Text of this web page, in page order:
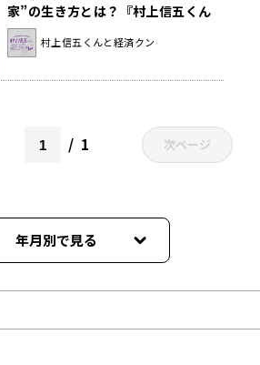
家”の生き方とは？『村上信五くん
と経済クン』
村上信五くんと経済クン
1 次ページ
年月別で見る
06月
05月